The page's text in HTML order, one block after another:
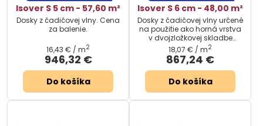
Isover S 5 cm - 57,60 m²
Dosky z čadičovej vlny. Cena
za balenie.
946,32 €
16,43 € / m2
Do košíka
Isover S 6 cm - 48,00 m²
Dosky z čadičovej vlny určené
na použitie ako horná vrstva
v dvojzložkovej skladbe
plochých striech.
867,24 €
18,07 € / m2
Do košíka